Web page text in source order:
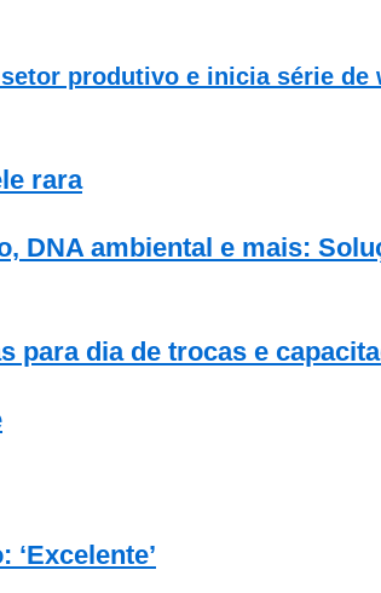
produtivo e inicia série
rara
DNA ambiental e mais:
para dia de trocas e